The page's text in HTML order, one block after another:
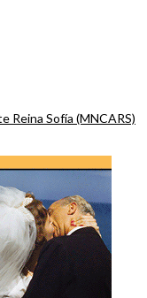
Reina Sofía (MNCARS)